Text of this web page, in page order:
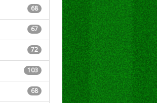
68
67
72
103
68